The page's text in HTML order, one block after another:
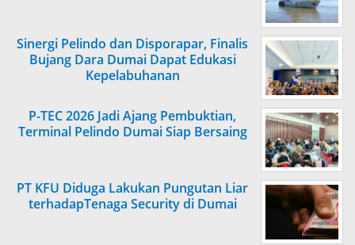
Sinergi Pelindo dan Disporapar, Finalis
Bujang Dara Dumai Dapat Edukasi
Kepelabuhanan
P-TEC 2026 Jadi Ajang Pembuktian,
Terminal Pelindo Dumai Siap Bersaing
PT KFU Diduga Lakukan Pungutan Liar
terhadapTenaga Security di Dumai